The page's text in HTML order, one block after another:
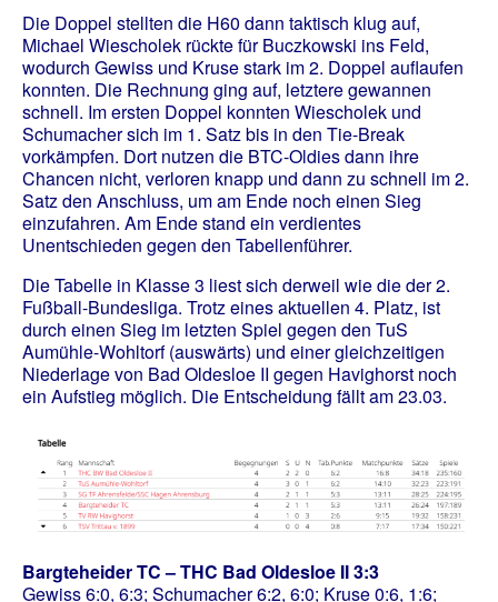
Die Doppel stellten die H60 dann taktisch klug auf,
Michael Wiescholek rückte für Buczkowski ins Feld,
wodurch Gewiss und Kruse stark im 2. Doppel auflaufen
konnten. Die Rechnung ging auf, letztere gewannen
schnell. Im ersten Doppel konnten Wiescholek und
Schumacher sich im 1. Satz bis in den Tie-Break
vorkämpfen. Dort nutzen die BTC-Oldies dann ihre
Chancen nicht, verloren knapp und dann zu schnell im 2.
Satz den Anschluss, um am Ende noch einen Sieg
einzufahren. Am Ende stand ein verdientes
Unentschieden gegen den Tabellenführer.
Die Tabelle in Klasse 3 liest sich derweil wie die der 2.
Fußball-Bundesliga. Trotz eines aktuellen 4. Platz, ist
durch einen Sieg im letzten Spiel gegen den TuS
Aumühle-Wohltorf (auswärts) und einer gleichzeitigen
Niederlage von Bad Oldesloe II gegen Havighorst noch
ein Aufstieg möglich. Die Entscheidung fällt am 23.03.
Bargteheider TC –THC Bad Oldesloe II3:3
Gewiss 6:0, 6:3; Schumacher 6:2, 6:0; Kruse 0:6, 1:6;